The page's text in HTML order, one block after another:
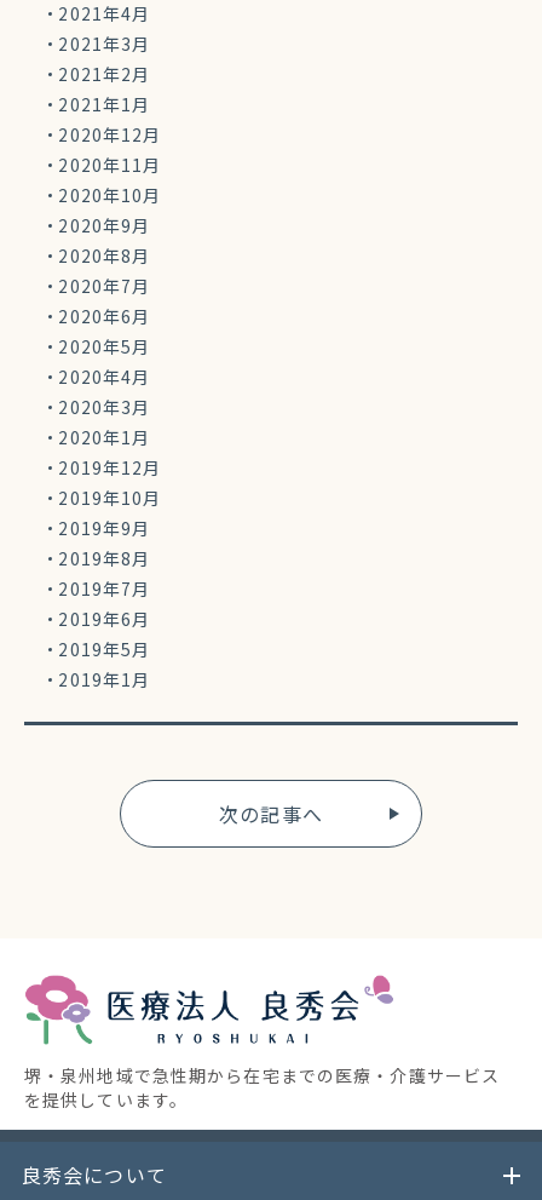
2021年4月
2021年3月
2021年2月
2021年1月
2020年12月
2020年11月
2020年10月
2020年9月
2020年8月
2020年7月
2020年6月
2020年5月
2020年4月
2020年3月
2020年1月
2019年12月
2019年10月
2019年9月
2019年8月
2019年7月
2019年6月
2019年5月
2019年1月
次の記事へ
堺・泉州地域で急性期から在宅までの医療・介護サービス
を提供しています。
良秀会について